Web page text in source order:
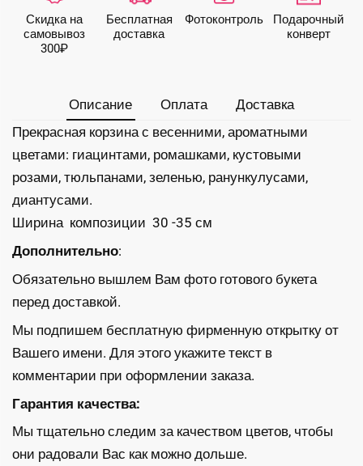
Скидка на
самовывоз
300₽
Бесплатная
доставка
Фото­контроль
Подарочный
конверт
Описание Оплата
Доставка
Прекрасная корзина с весенними, ароматными
цветами: гиацинтами, ромашками, кустовыми
розами, тюльпанами, зеленью, ранункулусами,
диантусами.
Ширина композиции 30 -35 см
Дополнительно:
Обязательно вышлем Вам фото готового букета
перед доставкой.
Мы подпишем бесплатную фирменную открытку от
Вашего имени. Для этого укажите текст в
комментарии при оформлении заказа.
Гарантия качества:
Мы тщательно следим за качеством цветов, чтобы
они радовали Вас как можно дольше.